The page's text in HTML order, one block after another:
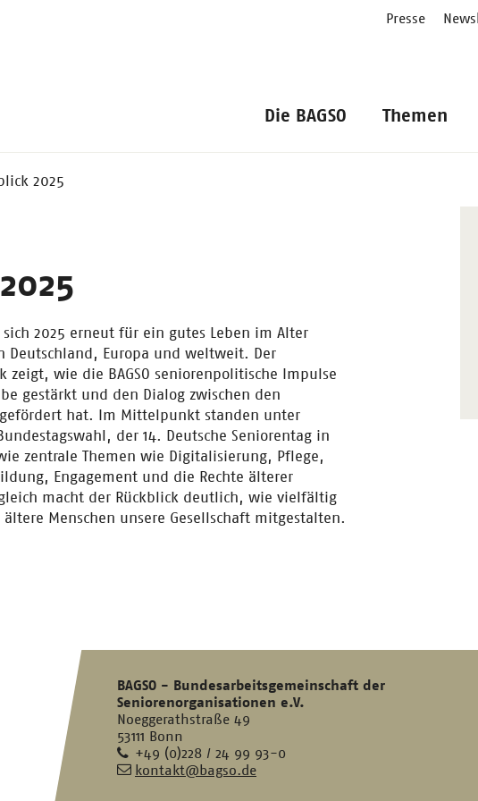
Presse
Die BAGSO Themen
2025
sich 2025 erneut für ein gutes Leben im Alter
Deutschland, Europa und weltweit. Der
zeigt, wie die BAGSO seniorenpolitische Impulse
gestärkt und den Dialog zwischen den
hat. Im Mittelpunkt standen unter
der 14. Deutsche Seniorentag in
zentrale Themen wie Digitalisierung, Pflege,
Engagement und die Rechte älterer
macht der Rückblick deutlich, wie vielfältig
Menschen unsere Gesellschaft mitgestalten.
BAGSO - Bundesarbeitsgemeinschaft der
Seniorenorganisationen e.V.
Noeggerathstraße 49
53111 Bonn
Telefon
+49 (0)228 / 24 99 93-0
E- kontakt@bagso.de